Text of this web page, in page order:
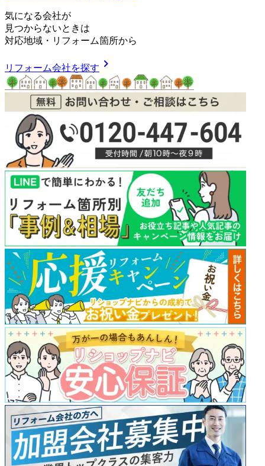
気になる会社が
見つからないときは
対応地域 ・ リフォーム箇所から
リフォーム会社を探す chevron_right